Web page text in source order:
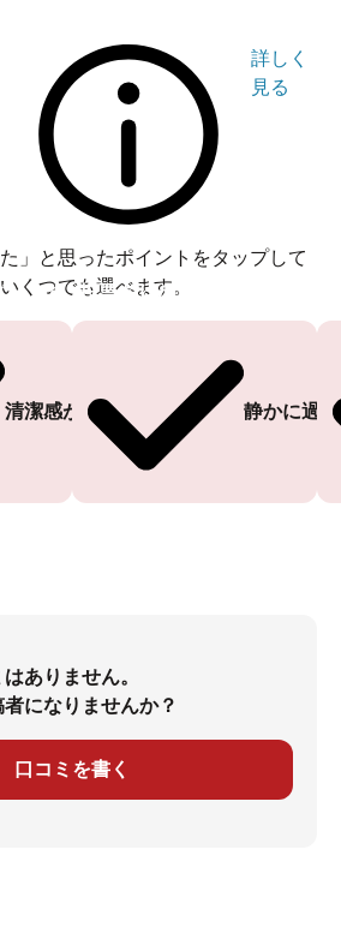
詳しく
見る
」と思ったポイントをタップして
くつでも選べます。
清潔感がある
ます
静かに過
投票ありがとうございます
ありません。
になりませんか？
口コミを書く